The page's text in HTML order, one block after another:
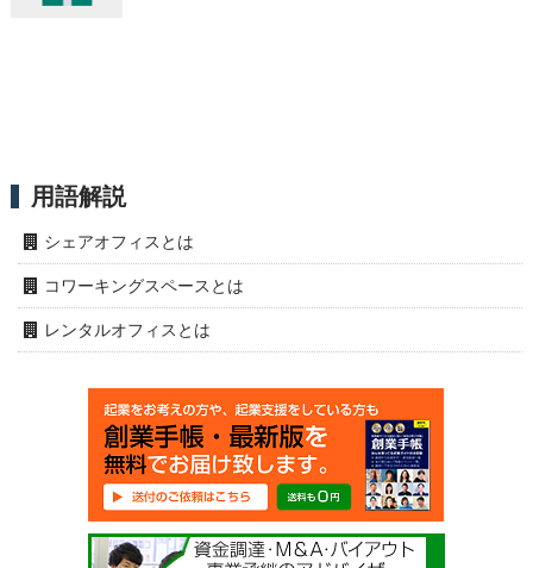
用語解説
シェアオフィスとは
コワーキングスペースとは
レンタルオフィスとは